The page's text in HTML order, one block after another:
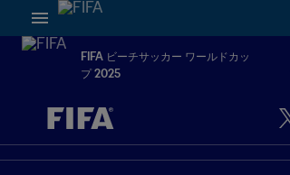
FIFA ビーチサッカー ワールドカッ
プ 2025
未定 vs 未定